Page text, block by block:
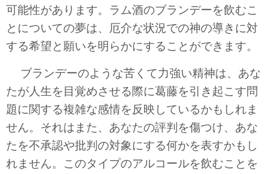
可能性があります。ラム酒のブランデーを飲むこ
とについての夢は、厄介な状況での神の導きに対
する希望と願いを明らかにすることができます。
ブランデーのような苦くて力強い精神は、あな
たが人生を目覚めさせる際に葛藤を引き起こす問
題に関する複雑な感情を反映しているかもしれま
せん。それはまた、あなたの評判を傷つけ、あな
たを不承認や批判の対象にする何かを表すかもし
れません。このタイプのアルコールを飲むことを